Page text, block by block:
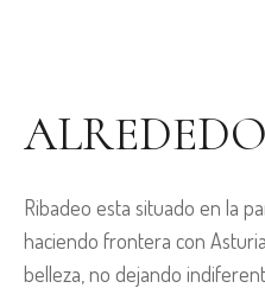
Ribadeo esta situado en la
haciendo frontera con
belleza, no dejando